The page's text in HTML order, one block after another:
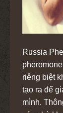
Russia
riêng biệt
tạo ra để
mình.